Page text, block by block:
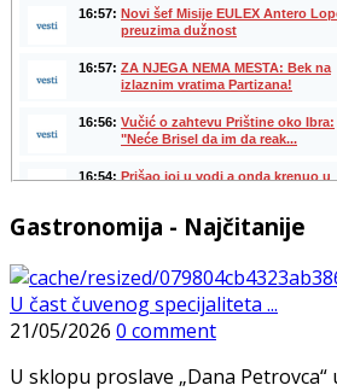
Gastronomija - Najčitanije
U čast čuvenog specijaliteta ...
21/05/2026 0 comment
U sklopu proslave „Dana